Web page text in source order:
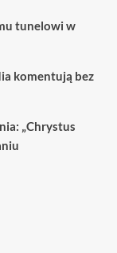
tunelowi w
komentują bez
„Chrystus